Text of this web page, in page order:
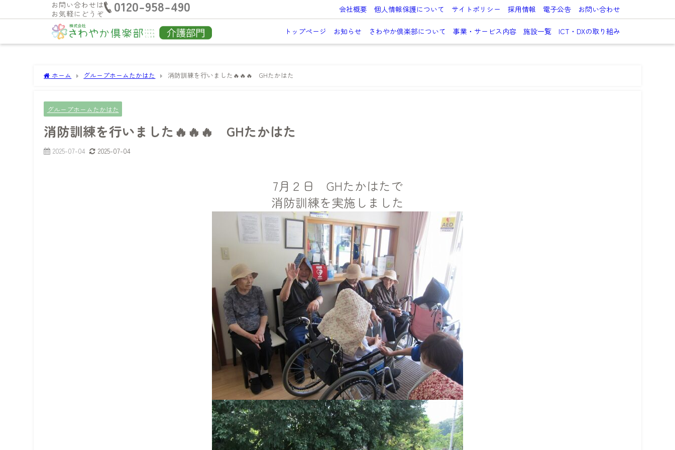
お問い合わせは
お気軽にどうぞ
0120-958-490 会社概要 個人情報保護について サイトポリシー 採用情報 電子公告 お問い合わせ
トップページ お知らせ さわやか倶楽部について 事業・サービス内容 施設一覧 ICT・DXの取り組み
ホーム グループホームたかはた 消防訓練を行いました🔥🔥🔥 GHたかはた
グループホームたかはた
消防訓練を行いました🔥🔥🔥 GHたかはた
2025-07-04 2025-07-04
7月２日 GHたかはたで
消防訓練を実施しました